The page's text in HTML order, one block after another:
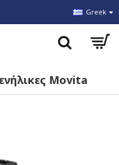
Greek
Movita